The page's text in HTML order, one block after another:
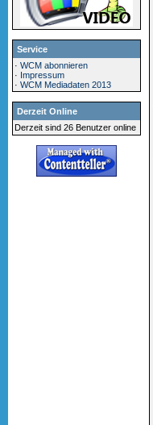
Service
·WCM abonnieren
· Impressum
·WCM Mediadaten 2013
Derzeit Online
Derzeit sind 26 Benutzer online